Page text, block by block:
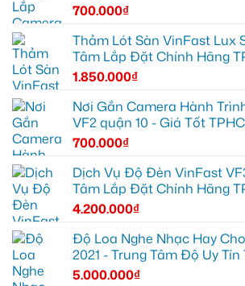
700.000₫
Thảm Lót Sàn VinFast Lux
Tâm Lắp Đặt Chính Hãng
1.850.000₫
Nơi Gắn Camera Hành
VF2 quận 10 - Giá Tốt
700.000₫
Dịch Vụ Độ Đèn VinFast
Tâm Lắp Đặt Chính Hãng
4.200.000₫
Độ Loa Nghe Nhạc Hay
2021 - Trung Tâm Độ Uy Tín
5.000.000₫